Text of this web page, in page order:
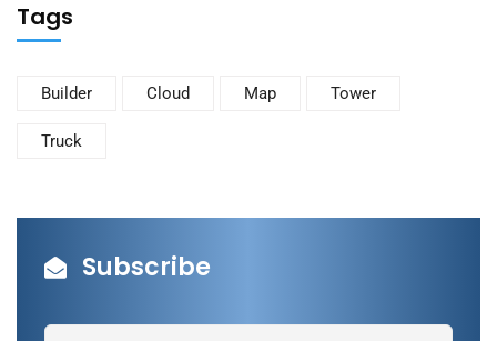
Tags
Builder Cloud Map Tower
Truck
Subscribe